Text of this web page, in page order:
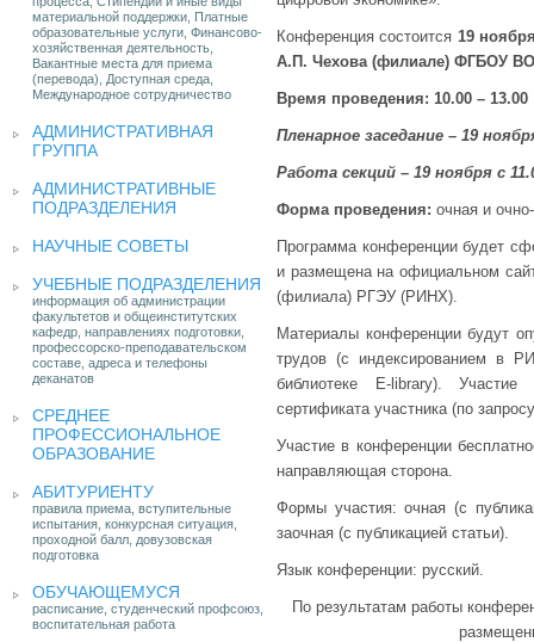
материальной поддержки, Платные
образовательные услуги, Финансово-
хозяйственная деятельность,
Вакантные места для приема
(перевода), Доступная среда,
Международное сотрудничество
АДМИНИСТРАТИВНАЯ
ГРУППА
АДМИНИСТРАТИВНЫЕ
ПОДРАЗДЕЛЕНИЯ
НАУЧНЫЕ СОВЕТЫ
УЧЕБНЫЕ ПОДРАЗДЕЛЕНИЯ
информация об администрации
факультетов и общеинститутских
кафедр, направлениях подготовки,
профессорско-преподавательском
составе, адреса и телефоны
деканатов
СРЕДНЕЕ
ПРОФЕССИОНАЛЬНОЕ
ОБРАЗОВАНИЕ
АБИТУРИЕНТУ
правила приема, вступительные
испытания, конкурсная ситуация,
проходной балл, довузовская
подготовка
ОБУЧАЮЩЕМУСЯ
расписание, студенческий профсоюз,
воспитательная работа
Конференция состоится 19
А.П. Чехова (филиале) ФГБОУ
Время проведения: 10.00 – 13.00
Пленарное заседание – 19
Работа секций – 19 ноября с
Форма проведения: очная и
Программа конференции будет
и размещена на официальном
(филиала) РГЭУ (РИНХ).
Материалы конференции будут
трудов (с индексированием в
библиотеке E-library).
сертификата участника (по
Участие в конференции
направляющая сторона.
Формы участия: очная (с
заочная (с публикацией статьи).
Язык конференции: русский.
По результатам работы